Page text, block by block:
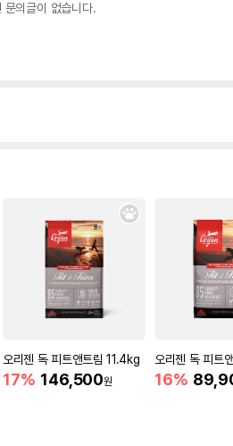
문의글이 없습니다.
오리젠 독 피트앤트림 11.4kg
17% 146,500원
오리젠 독 피트
16%